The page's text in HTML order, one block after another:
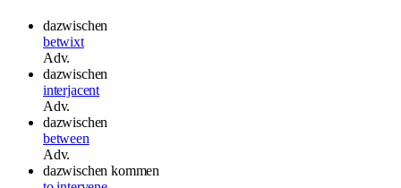
dazwischen
betwixt
Adv.
dazwischen
interjacent
Adv.
dazwischen
between
Adv.
dazwischen kommen